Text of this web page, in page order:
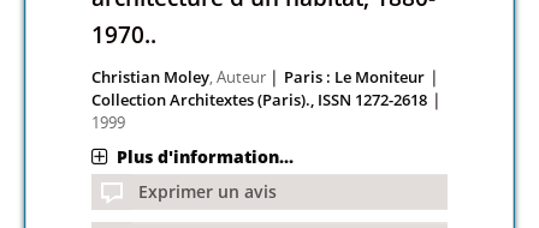
1970..
Christian Moley, Auteur | Paris : Le Moniteur |
Collection Architextes (Paris)., ISSN 1272-2618 |
1999
Plus d'information...
Exprimer un avis